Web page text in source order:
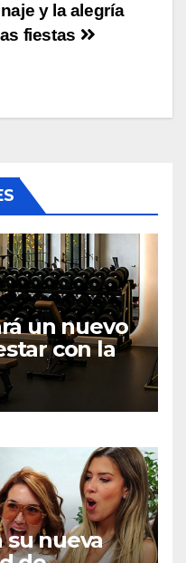
y la alegría
fiestas
un nuevo
con la
su nueva